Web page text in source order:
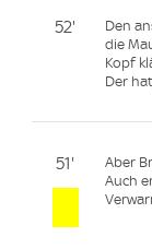
52'
Den
die
Kopf
Der
51'
Aber
Auch